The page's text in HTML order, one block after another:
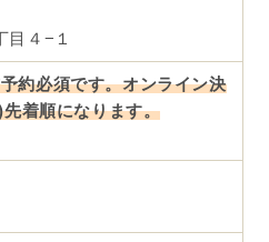
目４−１
約必須です。オンライン決
着順になります。